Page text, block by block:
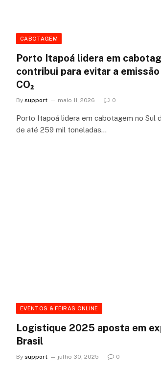
CABOTAGEM
Porto Itapoá lidera em
contribui para evitar a
CO₂
By support maio 11, 2026 0
Porto Itapoá lidera em cabotagem no Sul
de até 259 mil toneladas…
EVENTOS & FEIRAS ONLINE
Logistique 2025 aposta em
Brasil
By support julho 30, 2025 0